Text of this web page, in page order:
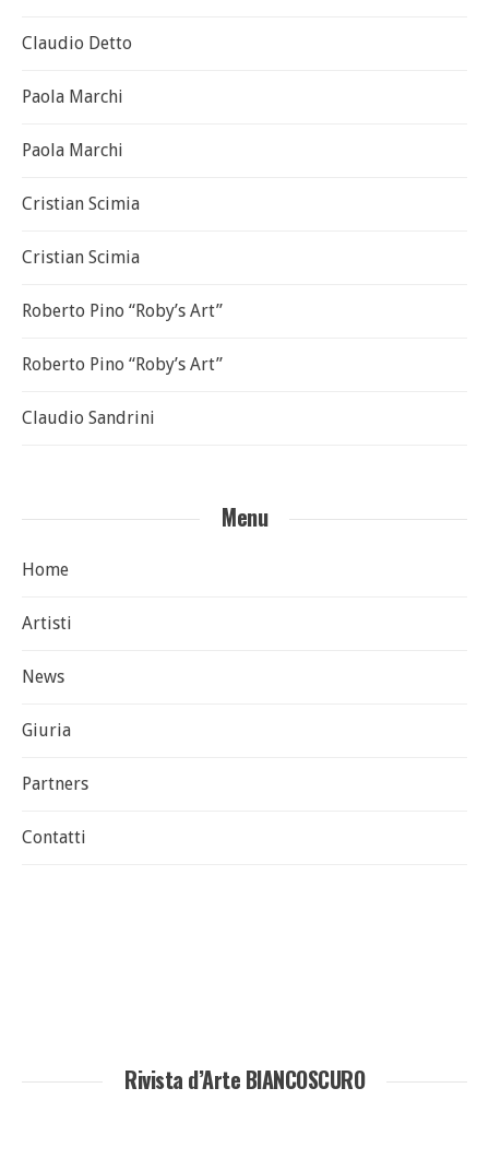
Claudio Detto
Paola Marchi
Paola Marchi
Cristian Scimia
Cristian Scimia
Roberto Pino “Roby’s Art”
Roberto Pino “Roby’s Art”
Claudio Sandrini
Menu
Home
Artisti
News
Giuria
Partners
Contatti
Rivista d’Arte BIANCOSCURO